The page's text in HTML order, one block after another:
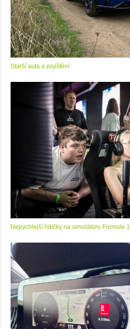
Starší auta a pojištění
Nejrychlejší řidičky na simulátoru Formule 1